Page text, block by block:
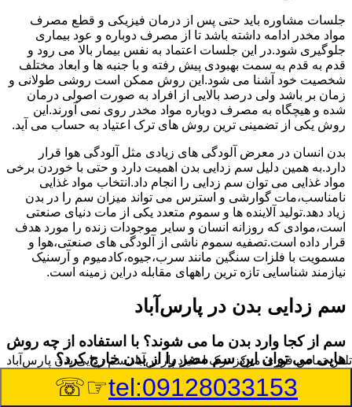
جلسات مشاوره باید حتی پس از درمان فیزیکی و قطع مصرف
مواد مخدر ادامه داشته باشد تا از مصرف دوباره و عود بیماری
جلوگیری شود.در این جلسات اعتماد به نفس بیمار بالا می رود و
قدم به قدم به سمت بهبودی پیش رفته و با جنبه ها و ابعاد مختلف
شخصیت خود آشنا می شود.این روش ممکن است روشی طولانی و
زمان بر باشد ولی درصد بالایی از افراد به صورت اصولی درمان
شده و هیچگاه به مصرف دوباره مواد مخدر روی نمی آورند.این
روش یکی از تضمینی ترین روش های ترک اعتیاد به حساب می آید.
بدن انسان در معرض آلودگی های زیادی مثل آلودگی هوا قرار
دارد.به همین دلیل سم زدایی بدن اهمیت دارد و حتی با خوردن برخی
مواد غذایی می توان سم زدایی را انجام داد.انتخاب مواد غذایی
نامناسب،مات گوارشی و استرس می تواند میزان سم را در بدن
زیاد دهد.تولید آلاینده ها و سموم متعدد یکی از مات دنیای صنعتی
است،موادی که روزانه انسان و سایر موجودات زنده را مورد هدف
قرار داده است.تصفیه سموم ناشی از آلودگی های صنعتی،هوا و
مسمویت با فلزات سنگین مانند سرب،جیوه،کادمیوم و آرسنیک
نیازمند شناسایی تازه ترین راههای مقابله دراین زمینه است.
سم زدایی بدن در پارس‌آباد
سم از کجا وارد بدن ما می شوند؟ با استفاده از چه روش
هایی می توان این سم مضر را از بدن خارج کرد؟
بطور کلی سم موجود در بدن به دو گروه عمده تقسیم می
تلفن تماس فوریمرکز ترک اعتیاد پارس‌آباد,سم زدایی بدن پارس‌آباد
tel:09128033153
☞☏